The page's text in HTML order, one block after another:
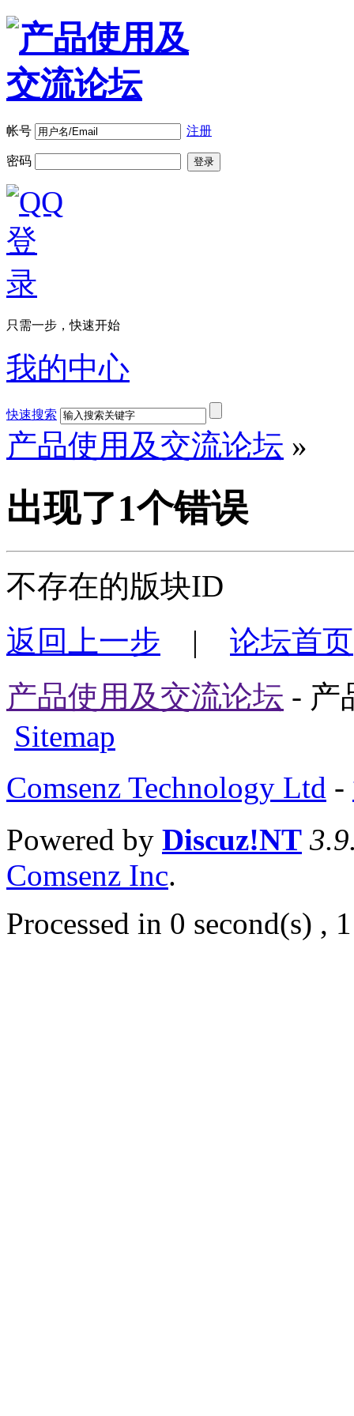
帐号 注册
密码 登录
只需一步，快速开始
我的中心
快速搜索
产品使用及交流论坛 »
出现了1个错误
不存在的版块ID
返回上一步 | 论坛首页
产品使用及交流论坛 - 产
Sitemap
Comsenz Technology Ltd -
Powered by Discuz!NT
Comsenz Inc.
Processed in 0 second(s) ,